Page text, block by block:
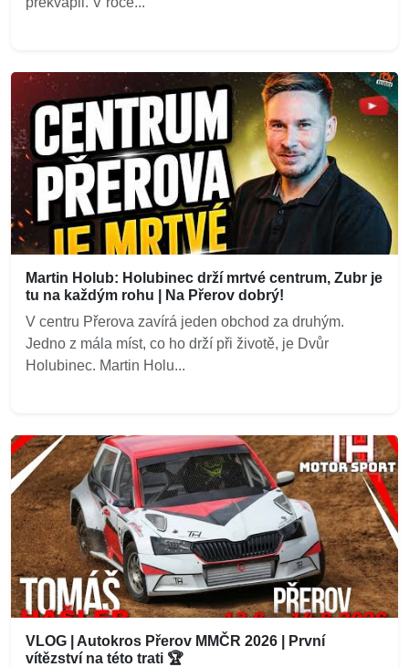
Martin Holub: Holubinec drží mrtvé centrum, Zubr je
tu na každým rohu | Na Přerov dobrý!
V centru Přerova zavírá jeden obchod za druhým.
Jedno z mála míst, co ho drží při životě, je Dvůr
Holubinec. Martin Holu...
VLOG | Autokros Přerov MMČR 2026 | První
vítězství na této trati 🏆